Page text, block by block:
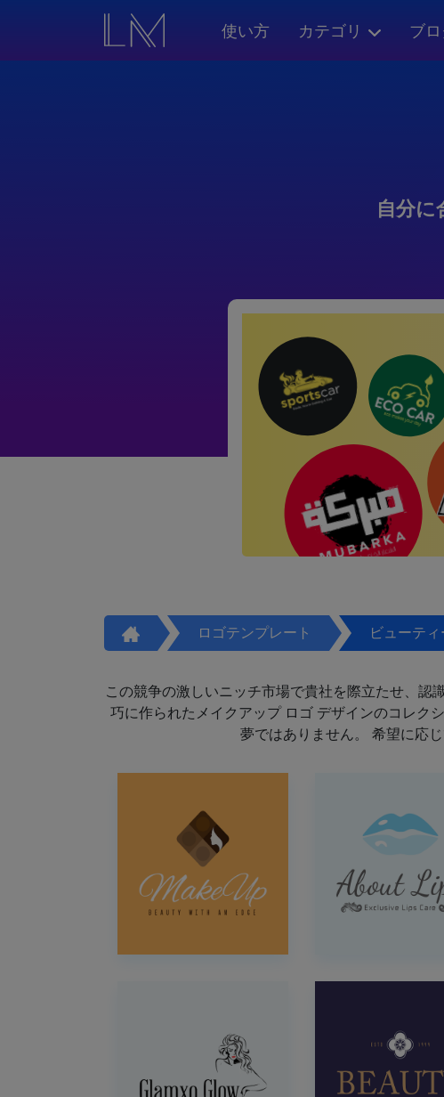
使い方 カテゴリ ブ
自分に
ロゴテンプレート ビューテ
この競争の激しいニッチ市場で貴社を際立たせ、認
巧に作られたメイクアップ ロゴ デザインのコレク
夢ではありません。 希望に応